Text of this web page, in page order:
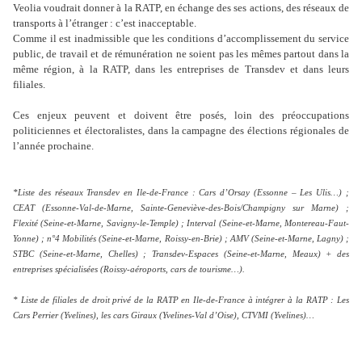
Veolia voudrait donner à la RATP, en échange des ses actions, des réseaux de
transports à l’étranger : c’est inacceptable.
Comme il est inadmissible que les conditions d’accomplissement du service
public, de travail et de rémunération ne soient pas les mêmes partout dans la
même région, à la RATP, dans les entreprises de Transdev et dans leurs
filiales.
Ces enjeux peuvent et doivent être posés, loin des préoccupations
politiciennes et électoralistes, dans la campagne des élections régionales de
l’année prochaine.
*Liste des réseaux Transdev en Ile-de-France : Cars d’Orsay (Essonne – Les Ulis…) ;
CEAT (Essonne-Val-de-Marne, Sainte-Geneviève-des-Bois/Champigny sur Marne) ;
Flexité (Seine-et-Marne, Savigny-le-Temple) ; Interval (Seine-et-Marne, Montereau-Faut-
Yonne) ; n°4 Mobilités (Seine-et-Marne, Roissy-en-Brie) ; AMV (Seine-et-Marne, Lagny) ;
STBC (Seine-et-Marne, Chelles) ; Transdev-Espaces (Seine-et-Marne, Meaux) + des
entreprises spécialisées (Roissy-aéroports, cars de tourisme…).
* Liste de filiales de droit privé de la RATP en Ile-de-France à intégrer à la RATP : Les
Cars Perrier (Yvelines), les cars Giraux (Yvelines-Val d’Oise), CTVMI (Yvelines)…